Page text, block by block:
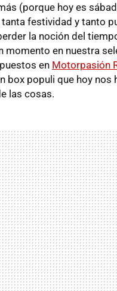
(porque hoy es
festividad y tanto
la noción del
momento en nuestra
en Motorpasión
box populi que hoy nos
las cosas.